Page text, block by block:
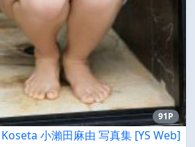
91P
[YS Web] Vol.594 Mayu Koseta 小瀨田麻由 写真集